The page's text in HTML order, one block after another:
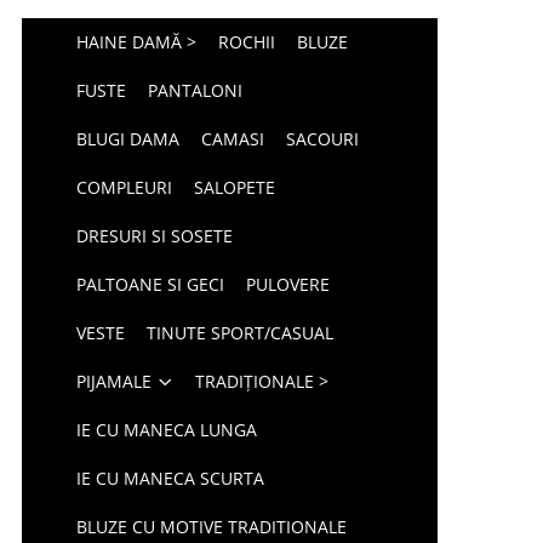
HAINE DAMĂ > ROCHII BLUZE
FUSTE PANTALONI
BLUGI DAMA CAMASI SACOURI
COMPLEURI SALOPETE
DRESURI SI SOSETE
PALTOANE SI GECI PULOVERE
VESTE TINUTE SPORT/CASUAL
PIJAMALE TRADIȚIONALE >
IE CU MANECA LUNGA
IE CU MANECA SCURTA
BLUZE CU MOTIVE TRADITIONALE